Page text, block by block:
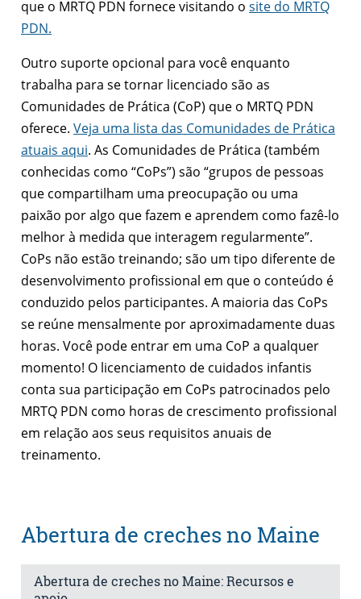
que o MRTQ PDN fornece visitando o site do MRTQ
PDN.
Outro suporte opcional para você enquanto
trabalha para se tornar licenciado são as
Comunidades de Prática (CoP) que o MRTQ PDN
oferece. Veja uma lista das Comunidades de Prática
atuais aqui. As Comunidades de Prática (também
conhecidas como “CoPs”) são “grupos de pessoas
que compartilham uma preocupação ou uma
paixão por algo que fazem e aprendem como fazê-lo
melhor à medida que interagem regularmente”.
CoPs não estão treinando; são um tipo diferente de
desenvolvimento profissional em que o conteúdo é
conduzido pelos participantes. A maioria das CoPs
se reúne mensalmente por aproximadamente duas
horas. Você pode entrar em uma CoP a qualquer
momento! O licenciamento de cuidados infantis
conta sua participação em CoPs patrocinados pelo
MRTQ PDN como horas de crescimento profissional
em relação aos seus requisitos anuais de
treinamento.
Abertura de creches no Maine
Abertura de creches no Maine: Recursos e